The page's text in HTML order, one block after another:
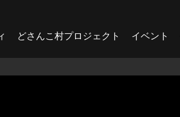
どさんこ村プロジェクト イベント